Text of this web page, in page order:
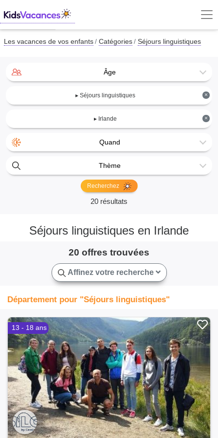
Les vacances de vos enfants Catégories Séjours linguistiques
Âge
×
▸ Séjours linguistiques
×
▸ Irlande
Quand
Thème
Recherchez
20 résultats
Séjours linguistiques en Irlande
20 offres trouvées
Affinez votre recherche
Département pour "Séjours linguistiques"
13 - 18 ans